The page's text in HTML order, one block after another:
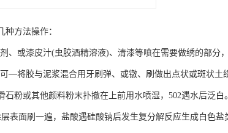
方法操作：
、或漆皮汁(虫胶酒精溶液)、清漆等喷在需要做绣的部
—将胶与泥浆混合用牙刷弹、或镦、刷做出点状或斑状土
石粉或其他颜料粉末扑撤在上前用水喷湿，502遇水后泛
表面刷一遍，盐酸遇硅酸钠后发生复分解反应生成白色盐